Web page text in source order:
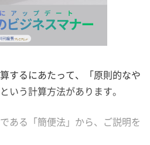
するにあたって、「原則的なや
いう計算方法があります。
ある「簡便法」から、ご説明を